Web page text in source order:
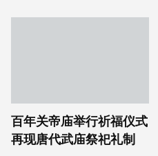
百年关帝庙举行祈福仪式
再现唐代武庙祭祀礼制